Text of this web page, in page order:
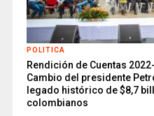
POLITICA
Rendición de Cuentas
Cambio del presidente
legado histórico de $8,7
colombianos